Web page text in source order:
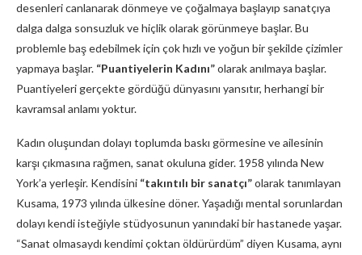
desenleri canlanarak dönmeye ve çoğalmaya başlayıp sanatçıya
dalga dalga sonsuzluk ve hiçlik olarak görünmeye başlar. Bu
problemle baş edebilmek için çok hızlı ve yoğun bir şekilde çizimler
yapmaya başlar. “Puantiyelerin Kadını”olarak anılmaya başlar.
Puantiyeleri gerçekte gördüğü dünyasını yansıtır, herhangi bir
kavramsal anlamı yoktur.
Kadın oluşundan dolayı toplumda baskı görmesine ve ailesinin
karşı çıkmasına rağmen, sanat okuluna gider. 1958 yılında New
York’a yerleşir. Kendisini “takıntılı bir sanatçı”olarak tanımlayan
Kusama, 1973 yılında ülkesine döner. Yaşadığı mental sorunlardan
dolayı kendi isteğiyle stüdyosunun yanındaki bir hastanede yaşar.
“Sanat olmasaydı kendimi çoktan öldürürdüm” diyen Kusama, aynı